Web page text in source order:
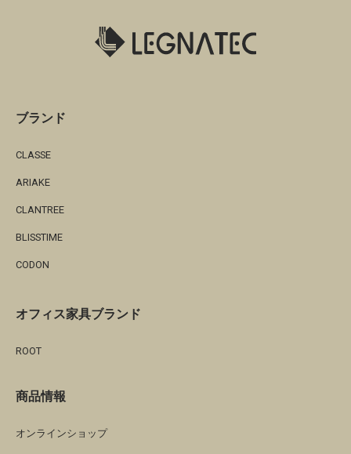
ブランド
CLASSE
ARIAKE
CLANTREE
BLISSTIME
CODON
オフィス家具ブランド
ROOT
商品情報
オンラインショップ